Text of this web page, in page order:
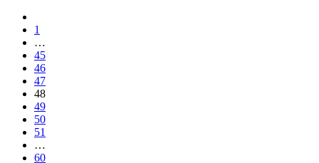
1
…
45
46
47
48
49
50
51
…
60